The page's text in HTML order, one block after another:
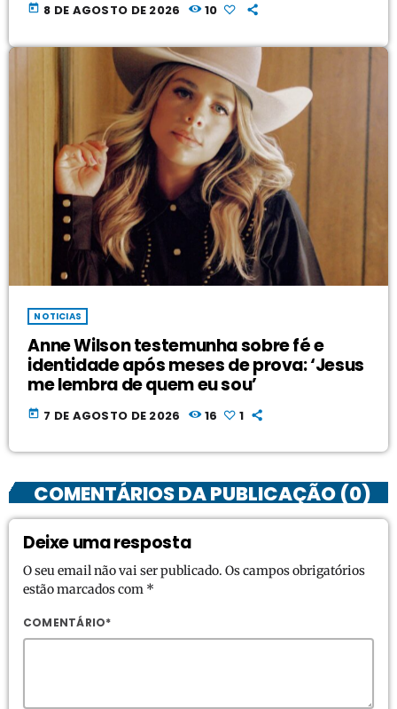
today 8 DE AGOSTO DE 2026 10
NOTICIAS
Anne Wilson testemunha sobre fé e
identidade após meses de prova: ‘Jesus
me lembra de quem eu sou’
today 7 DE AGOSTO DE 2026 16 1
COMENTÁRIOS DA PUBLICAÇÃO (0)
Deixe uma resposta
O seu email não vai ser publicado. Os campos obrigatórios
estão marcados com *
COMENTÁRIO*